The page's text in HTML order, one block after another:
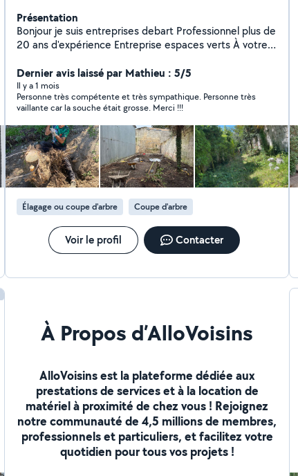
Présentation
Bonjour je suis entreprises debart Professionnel plus de
20 ans d'expérience Entreprise espaces verts À votre
Élagage et abattage d'arbres création de Pelouse
Création de clôture création de terrasse création dalle
béton Pose De de carrelage Pose de gouttière
nettoyage toiture façades dans les pignons peinture
intérieur extérieur à votre service cordialement
Dernier avis laissé par Mathieu : 5/5
Il y a 1 mois
Personne très compétente et très sympathique. Personne très
vaillante car la souche était grosse. Merci !!!
Élagage ou coupe d'arbre Coupe d'arbre
Voir le profil Contacter
À Propos d’AlloVoisins
AlloVoisins est la plateforme dédiée aux
prestations de services et à la location de
matériel à proximité de chez vous ! Rejoignez
notre communauté de 4,5 millions de membres,
professionnels et particuliers, et facilitez votre
quotidien pour tous vos projets !